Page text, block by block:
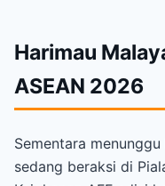
Harimau
ASEAN 2026
Sementara
sedang beraksi di